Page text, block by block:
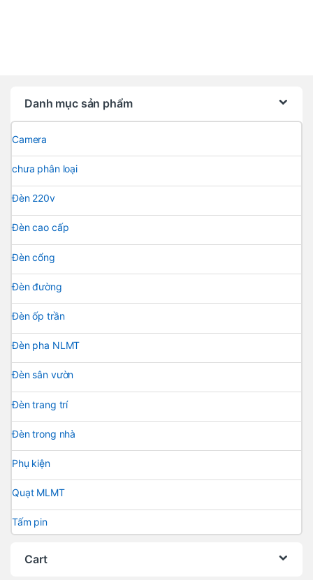
Danh mục sản phẩm
Camera
chưa phân loại
Đèn 220v
Đèn cao cấp
Đèn cổng
Đèn đường
Đèn ốp trần
Đèn pha NLMT
Đèn sân vườn
Đèn trang trí
Đèn trong nhà
Phụ kiện
Quạt MLMT
Tấm pin
Cart